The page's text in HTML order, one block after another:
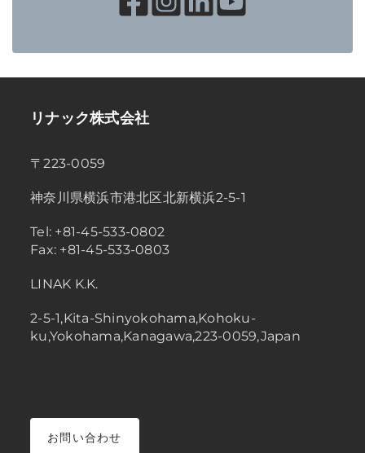
リナック株式会社
〒223-0059
神奈川県横浜市港北区北新横浜2-5-1
Tel: +81-45-533-0802
Fax: +81-45-533-0803
LINAK K.K.
2-5-1,Kita-Shinyokohama,Kohoku-
ku,Yokohama,Kanagawa,223-0059,Japan
お問い合わせ